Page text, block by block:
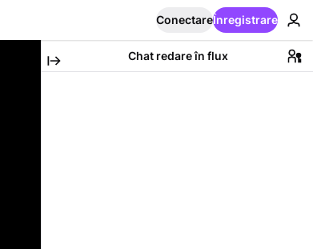
ConectareÎnregistrare
Chat redare în flux